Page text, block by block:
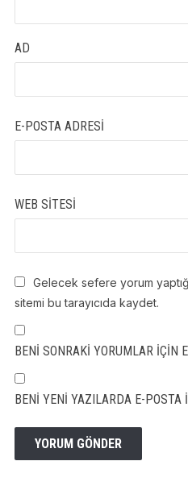
AD
E-POSTA ADRESI
WEB SITESI
Gelecek sefere yorum
sitemi bu tarayıcıda kaydet.
BENI SONRAKI YORUMLAR IÇIN
BENI YENI YAZILARDA E-POSTA